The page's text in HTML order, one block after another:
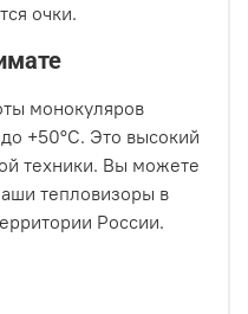
очки.
монокуляров
+50°C. Это высокий
техники. Вы можете
тепловизоры в
России.